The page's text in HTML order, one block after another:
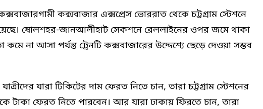
কক্সবাজার এক্সপ্রেস ভোররাত থেকে চট্টগ্রাম স্টেশনে
ষোলশহর-জানআলীহাট সেকশনে রেললাইনের ওপর জমে থাকা
কমে না আসা পর্যন্ত ট্রেনটি কক্সবাজারের উদ্দেশ্যে ছেড়ে দেওয়া সম্ভব
যারা টিকিটের দাম ফেরত নিতে চান, তারা চট্টগ্রাম স্টেশনের
টাকা ফেরত নিতে পারবেন। আর যারা ঢাকায় ফিরতে চান, তারা